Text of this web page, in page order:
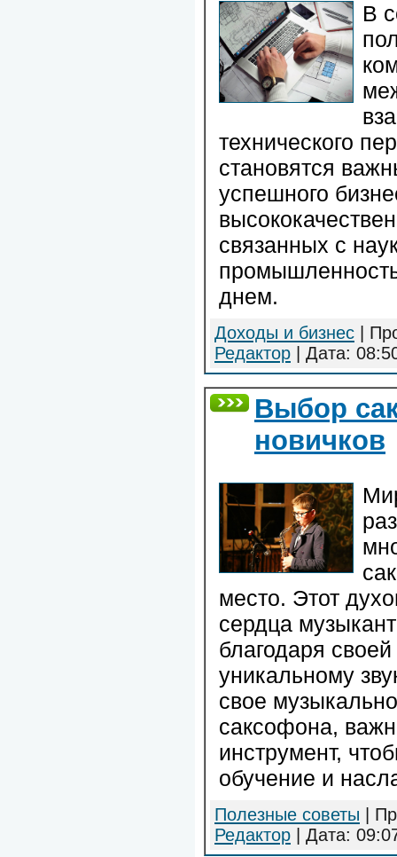
В
технического
становятся
успешного
связанных с
днем.
Доходы и бизнес |
Редактор | Дата:
Выбор
новичков
место. Этот
сердца
благодаря
уникальному
свое
саксофона,
инструмент,
обучение и
Полезные советы |
Редактор | Дата: